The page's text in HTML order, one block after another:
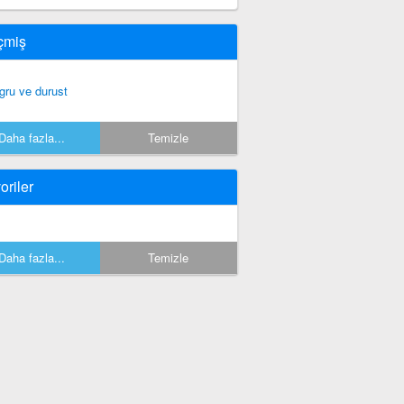
ve durust
Daha fazla... Temizle
Daha fazla... Temizle